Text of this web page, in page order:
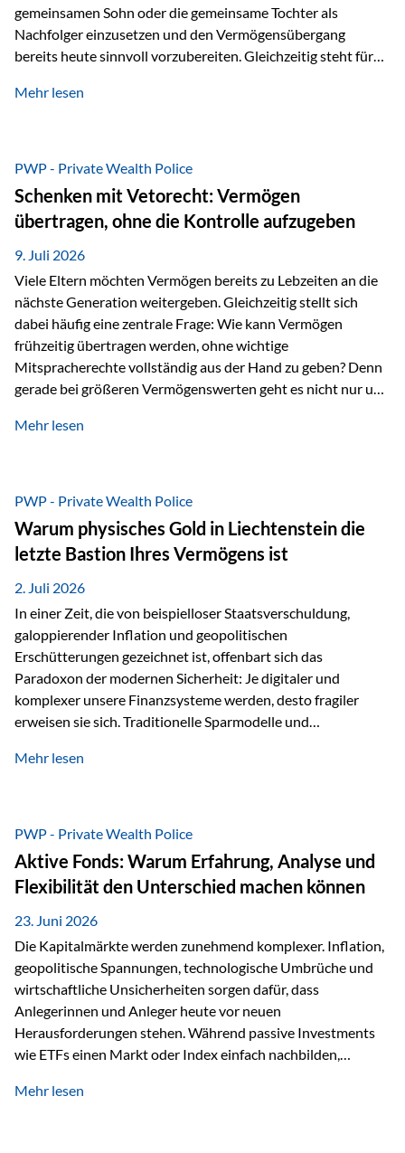
gemeinsamen Sohn oder die gemeinsame Tochter als
Nachfolger einzusetzen und den Vermögensübergang
bereits heute sinnvoll vorzubereiten. Gleichzeitig steht für
passiert, wenn einer der beiden verstirbt? Der überlebende
Vermögen verfügen können. Genau für diese
Ausgangssituation bietet die Private Wealth Police der
Vienna-Life eine durchdachte Gestaltungsmöglichkeit. Die
Ausgangssituation Stellen Sie sich folgendes Beispiel vor:
Ein…
Mehr lesen
PWP - Private Wealth Police
Schenken mit Vetorecht: Vermögen
übertragen, ohne die Kontrolle aufzugeben
9. Juli 2026
Viele Eltern möchten Vermögen bereits zu Lebzeiten an die
nächste Generation weitergeben. Gleichzeitig stellt sich
dabei häufig eine zentrale Frage: Wie kann Vermögen
frühzeitig übertragen werden, ohne wichtige
Mitspracherechte vollständig aus der Hand zu geben? Denn
gerade bei größeren Vermögenswerten geht es nicht nur um
sicherzustellen, dass das Vermögen langfristig erhalten
folgende Situation vor: Ein Vater schenkt seiner Tochter
einen Teil seines Vermögens. Einige Jahre später möchte die
Tochter das Geld kurzfristig verwenden, um…
Mehr lesen
PWP - Private Wealth Police
Warum physisches Gold in Liechtenstein die
letzte Bastion Ihres Vermögens ist
2. Juli 2026
In einer Zeit, die von beispielloser Staatsverschuldung,
galoppierender Inflation und geopolitischen
Erschütterungen gezeichnet ist, offenbart sich das
Paradoxon der modernen Sicherheit: Je digitaler und
komplexer unsere Finanzsysteme werden, desto fragiler
erweisen sie sich. Traditionelle Sparmodelle und
unumstößlich galten, versagen angesichts der expansiven
Nostalgie dar, sondern ist die modernste und strategisch
klügste Antwort auf globale Instabilität. Physische Werte
und der richtige Rechtsstandort sind heute keine bloße
Option mehr, sondern eine strategische Notwendigkeit. 1.
Der massive Aufwand hinter einem winzigen…
Mehr lesen
PWP - Private Wealth Police
Aktive Fonds: Warum Erfahrung, Analyse und
Flexibilität den Unterschied machen können
23. Juni 2026
Die Kapitalmärkte werden zunehmend komplexer. Inflation,
geopolitische Spannungen, technologische Umbrüche und
wirtschaftliche Unsicherheiten sorgen dafür, dass
Anlegerinnen und Anleger heute vor neuen
Herausforderungen stehen. Während passive Investments
wie ETFs einen Markt oder Index einfach nachbilden,
setzen auf die Expertise erfahrener Fondsmanager, die
Mehr lesen